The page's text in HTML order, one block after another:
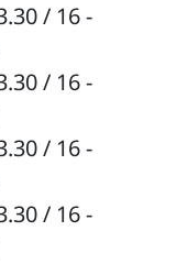
/ 16 -
/ 16 -
/ 16 -
/ 16 -